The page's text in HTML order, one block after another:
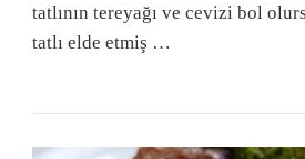
tatlının tereyağı ve cevizi bol
tatlı elde etmiş …